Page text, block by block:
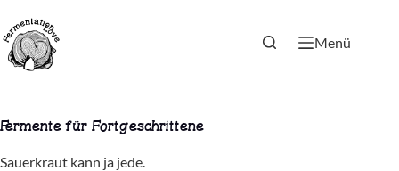
Inhalt
springen
Menü
Fermente für Fortgeschrittene
Sauerkraut kann ja jede.